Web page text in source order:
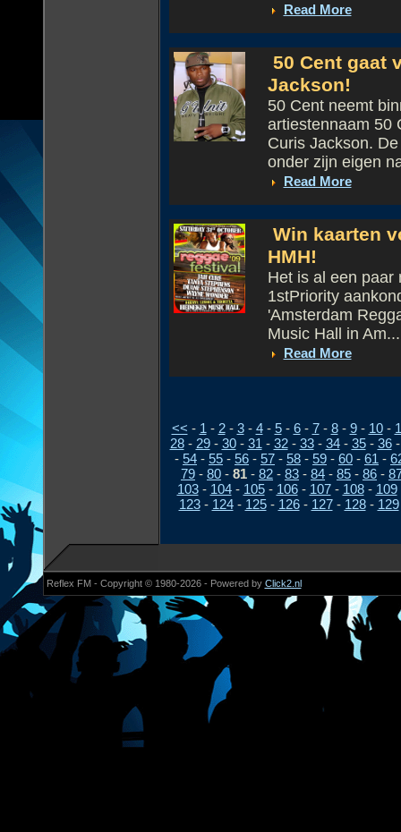
Read More
50 Cent gaat
Jackson!
50 Cent neemt
artiestennaam 50
Curis Jackson.
onder zijn eigen
Read More
Win kaarten
HMH!
Het is al een paar
1stPriority
'Amsterdam
Music Hall in Am...
Read More
<< - 1 - 2- 3- 4- 5- 6- 7- 8- 9- 10-
28- 29- 30- 31 - 32- 33- 34- 35- 36
- 54 - 55 - 56 - 57 - 58 - 59 - 60 - 61 -
79 - 80 - 81 - 82 - 83 - 84 - 85 - 86 -
103- 104- 105- 106- 107- 108- 109
123- 124- 125- 126- 127- 128- 129
Reflex FM - Copyright © 1980-2026 - Powered by Click2.nl